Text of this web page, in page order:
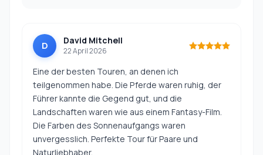
D David Mitchell
22 April 2026
Eine der besten Touren, an denen ich
teilgenommen habe. Die Pferde waren ruhig, der
Führer kannte die Gegend gut, und die
Landschaften waren wie aus einem Fantasy-Film.
Die Farben des Sonnenaufgangs waren
unvergesslich. Perfekte Tour für Paare und
Naturliebhaber.